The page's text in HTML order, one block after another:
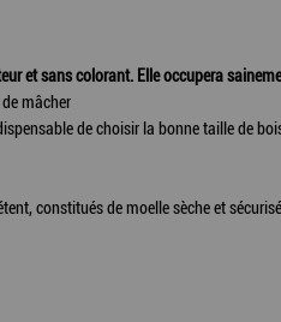
et sans colorant. Elle occupera
mâcher
de choisir la bonne taille de
constitués de moelle sèche et